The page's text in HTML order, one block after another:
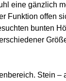
eine gänzlich
Funktion offen
bunten
Stein